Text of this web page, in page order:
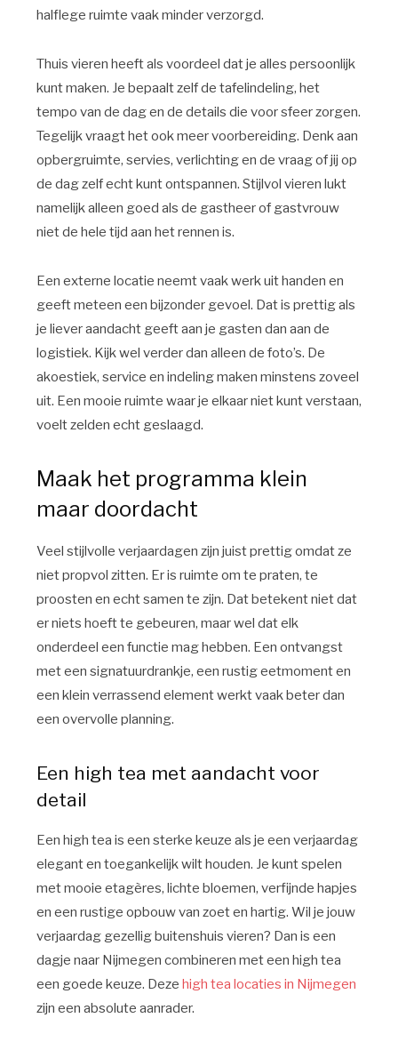
halflege ruimte vaak minder verzorgd.
Thuis vieren heeft als voordeel dat je alles persoonlijk
kunt maken. Je bepaalt zelf de tafelindeling, het
tempo van de dag en de details die voor sfeer zorgen.
Tegelijk vraagt het ook meer voorbereiding. Denk aan
opbergruimte, servies, verlichting en de vraag of jij op
de dag zelf echt kunt ontspannen. Stijlvol vieren lukt
namelijk alleen goed als de gastheer of gastvrouw
niet de hele tijd aan het rennen is.
Een externe locatie neemt vaak werk uit handen en
geeft meteen een bijzonder gevoel. Dat is prettig als
je liever aandacht geeft aan je gasten dan aan de
logistiek. Kijk wel verder dan alleen de foto’s. De
akoestiek, service en indeling maken minstens zoveel
uit. Een mooie ruimte waar je elkaar niet kunt verstaan,
voelt zelden echt geslaagd.
Maak het programma klein
maar doordacht
Veel stijlvolle verjaardagen zijn juist prettig omdat ze
niet propvol zitten. Er is ruimte om te praten, te
proosten en echt samen te zijn. Dat betekent niet dat
er niets hoeft te gebeuren, maar wel dat elk
onderdeel een functie mag hebben. Een ontvangst
met een signatuurdrankje, een rustig eetmoment en
een klein verrassend element werkt vaak beter dan
een overvolle planning.
Een high tea met aandacht voor
detail
Een high tea is een sterke keuze als je een verjaardag
elegant en toegankelijk wilt houden. Je kunt spelen
met mooie etagères, lichte bloemen, verfijnde hapjes
en een rustige opbouw van zoet en hartig. Wil je jouw
verjaardag gezellig buitenshuis vieren? Dan is een
dagje naar Nijmegen combineren met een high tea
een goede keuze. Deze high tea locaties in Nijmegen
zijn een absolute aanrader.